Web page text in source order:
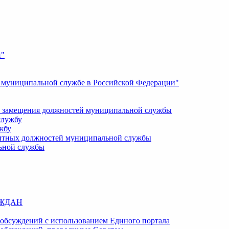
службе в Российской Федерации"
должностей муниципальной службы
должностей муниципальной службы
службы
с использованием Единого портала